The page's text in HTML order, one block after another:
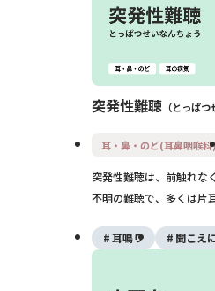
突発性難聴 とっぱつ
耳・鼻・のど(耳鼻咽喉科)
突発性難聴は、前触れな
不明の難聴で、多くは片
を開始することで回復の
す。発症からの時間が予
ため、迅速な受診が重要
耳鳴り 聞こえ